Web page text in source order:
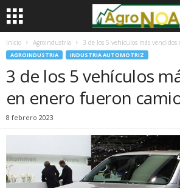
Inicio Agroindustria 3 de los 5 vehículos más
AGROINDUSTRIA INDUSTRIA AUTOMOTRIZ
3 de los 5 vehículos
en enero fueron
8 febrero 2023